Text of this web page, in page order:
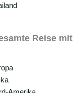
Reise mit